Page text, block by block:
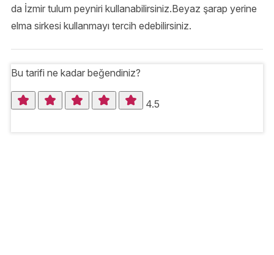
da İzmir tulum peyniri kullanabilirsiniz.Beyaz şarap yerine
elma sirkesi kullanmayı tercih edebilirsiniz.
Bu tarifi ne kadar beğendiniz?
4.5